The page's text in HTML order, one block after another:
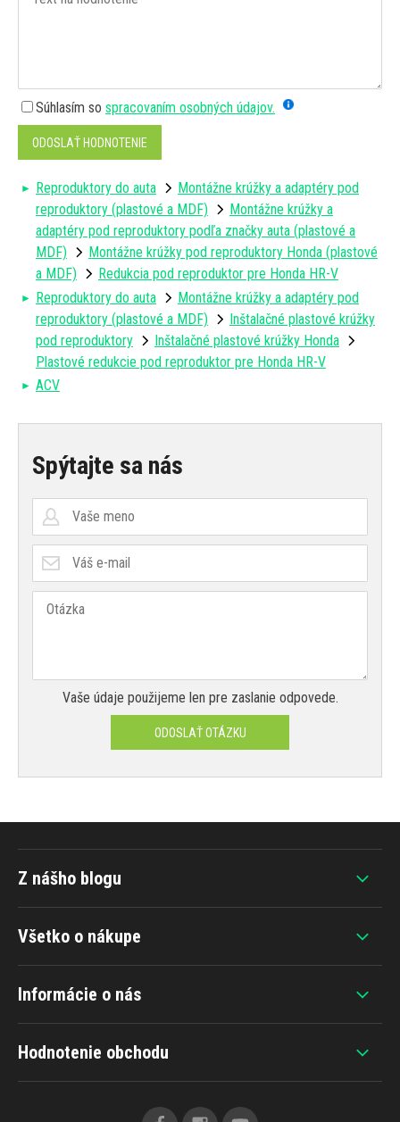
Súhlasím so spracovaním osobných údajov.
ODOSLAŤ HODNOTENIE
Reproduktory do auta
Montážne krúžky a adaptéry pod
reproduktory (plastové a MDF)
Montážne krúžky a
adaptéry pod reproduktory podľa značky auta (plastové a
MDF)
Montážne krúžky pod reproduktory Honda (plastové
a MDF)
Redukcia pod reproduktor pre Honda HR-V
Reproduktory do auta
Montážne krúžky a adaptéry pod
reproduktory (plastové a MDF)
Inštalačné plastové krúžky
pod reproduktory
Inštalačné plastové krúžky Honda
Plastové redukcie pod reproduktor pre Honda HR-V
ACV
Spýtajte sa nás
Vaše údaje použijeme len pre zaslanie odpovede.
ODOSLAŤ OTÁZKU
Všetko o nákupe
Informácie o nás
Hodnotenie obchodu
Z nášho blogu